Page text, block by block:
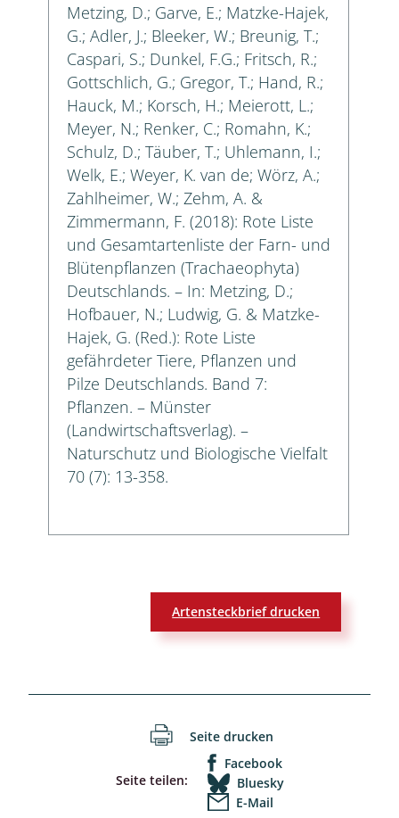
Metzing, D.; Garve, E.; Matzke-Hajek,
G.; Adler, J.; Bleeker, W.; Breunig, T.;
Caspari, S.; Dunkel, F.G.; Fritsch, R.;
Gottschlich, G.; Gregor, T.; Hand, R.;
Hauck, M.; Korsch, H.; Meierott, L.;
Meyer, N.; Renker, C.; Romahn, K.;
Schulz, D.; Täuber, T.; Uhlemann, I.;
Welk, E.; Weyer, K. van de; Wörz, A.;
Zahlheimer, W.; Zehm, A. &
Zimmermann, F. (2018): Rote Liste
und Gesamtartenliste der Farn- und
Blütenpflanzen (Trachaeophyta)
Deutschlands. – In: Metzing, D.;
Hofbauer, N.; Ludwig, G. & Matzke-
Hajek, G. (Red.): Rote Liste
gefährdeter Tiere, Pflanzen und
Pilze Deutschlands. Band 7:
Pflanzen. – Münster
(Landwirtschaftsverlag). –
Naturschutz und Biologische Vielfalt
70 (7): 13-358.
Artensteckbrief drucken
Seite drucken
Seite teilen:
Facebook
Bluesky
E-Mail